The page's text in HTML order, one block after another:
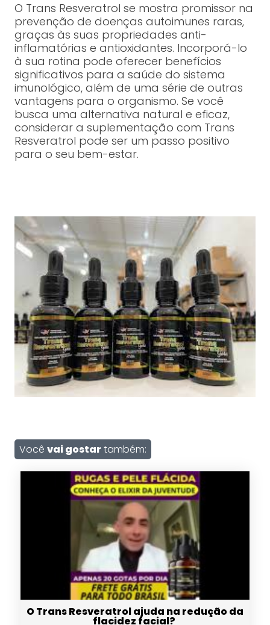
O Trans Resveratrol se mostra promissor na
prevenção de doenças autoimunes raras,
graças às suas propriedades anti-
inflamatórias e antioxidantes. Incorporá-lo
à sua rotina pode oferecer benefícios
significativos para a saúde do sistema
imunológico, além de uma série de outras
vantagens para o organismo. Se você
busca uma alternativa natural e eficaz,
considerar a suplementação com Trans
Resveratrol pode ser um passo positivo
para o seu bem-estar.
Você vai gostar também:
O Trans Resveratrol ajuda na redução da
flacidez facial?